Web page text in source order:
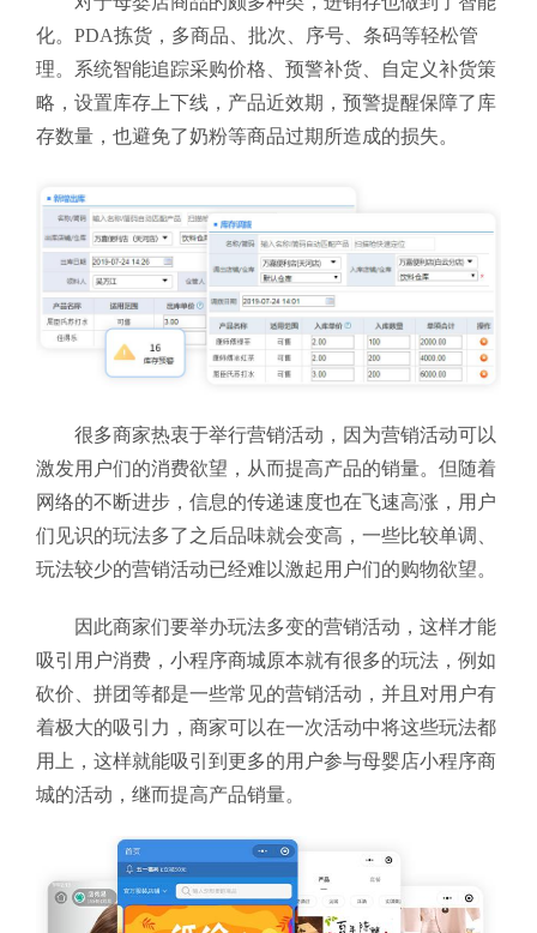
化。PDA拣货，多商品、批次、序号、条码等轻松管
理。系统智能追踪采购价格、预警补货、自定义补货策
略，设置库存上下线，产品近效期，预警提醒保障了库
存数量，也避免了奶粉等商品过期所造成的损失。
很多商家热衷于举行营销活动，因为营销活动可以
激发用户们的消费欲望，从而提高产品的销量。但随着
网络的不断进步，信息的传递速度也在飞速高涨，用户
们见识的玩法多了之后品味就会变高，一些比较单调、
玩法较少的营销活动已经难以激起用户们的购物欲望。
因此商家们要举办玩法多变的营销活动，这样才能
吸引用户消费，小程序商城原本就有很多的玩法，例如
砍价、拼团等都是一些常见的营销活动，并且对用户有
着极大的吸引力，商家可以在一次活动中将这些玩法都
用上，这样就能吸引到更多的用户参与母婴店小程序商
城的活动，继而提高产品销量。